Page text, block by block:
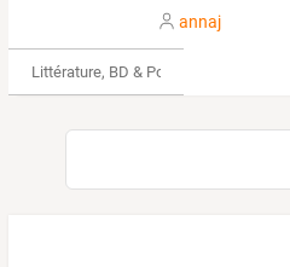
annaj
Littérature, BD & Poésie